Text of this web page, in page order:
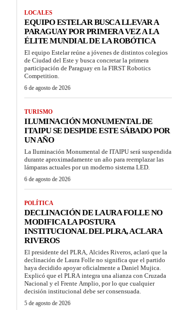
LOCALES
EQUIPO ESTELAR BUSCA LLEVAR A
PARAGUAY POR PRIMERA VEZ A LA
ÉLITE MUNDIAL DE LA ROBÓTICA
El equipo Estelar reúne a jóvenes de distintos colegios
de Ciudad del Este y busca concretar la primera
participación de Paraguay en la FIRST Robotics
Competition.
6 de agosto de 2026
TURISMO
ILUMINACIÓN MONUMENTAL DE
ITAIPU SE DESPIDE ESTE SÁBADO POR
UN AÑO
La Iluminación Monumental de ITAIPU será suspendida
durante aproximadamente un año para reemplazar las
lámparas actuales por un moderno sistema LED.
6 de agosto de 2026
POLÍTICA
DECLINACIÓN DE LAURA FOLLE NO
MODIFICA LA POSTURA
INSTITUCIONAL DEL PLRA, ACLARA
RIVEROS
El presidente del PLRA, Alcides Riveros, aclaró que la
declinación de Laura Folle no significa que el partido
haya decidido apoyar oficialmente a Daniel Mujica.
Explicó que el PLRA integra una alianza con Cruzada
Nacional y el Frente Amplio, por lo que cualquier
decisión institucional debe ser consensuada.
5 de agosto de 2026